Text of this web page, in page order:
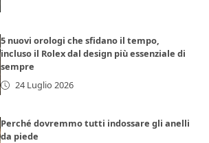
5 nuovi orologi che sfidano il tempo,
incluso il Rolex dal design più essenziale di
sempre
24 Luglio 2026
Perché dovremmo tutti indossare gli anelli
da piede